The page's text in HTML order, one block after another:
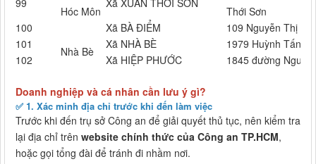
99
Hóc Môn
Xã XUÂN THỚI SƠN
Thới Sơn
100
Xã BÀ ĐIỂM
109 Nguyễn Thị
101
Nhà Bè
Xã NHÀ BÈ
1979 Huỳnh Tấn
102
Xã HIỆP PHƯỚC 1845 đường
Doanh nghiệp và cá nhân cần lưu ý gì?
✅ 1. Xác minh địa chỉ trước khi đến làm việc
Trước khi đến trụ sở Công an để giải quyết thủ tục, nên kiểm tra
lại địa chỉ trên website chính thức của Công an TP.HCM,
hoặc gọi tổng đài để tránh đi nhầm nơi.